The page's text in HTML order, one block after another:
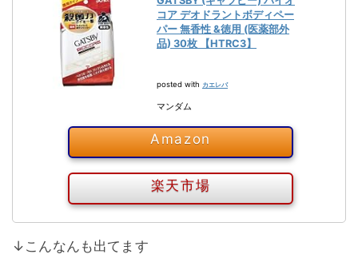
コア デオドラントボディペー
パー 無香性 &徳用 (医薬部外
品) 30枚 【HTRC3】
posted with カエレバ
マンダム
Amazon
楽天市場
↓こんなんも出てます